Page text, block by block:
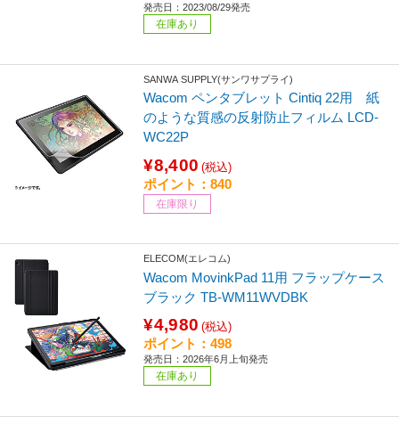
発売日：2023/08/29発売
在庫あり
SANWA SUPPLY(サンワサプライ)
Wacom ペンタブレット Cintiq 22用 紙
のような質感の反射防止フィルム LCD-
WC22P
¥8,400 (税込)
ポイント：840
在庫限り
ELECOM(エレコム)
Wacom MovinkPad 11用 フラップケース
ブラック TB-WM11WVDBK
¥4,980 (税込)
ポイント：498
発売日：2026年6月上旬発売
在庫あり